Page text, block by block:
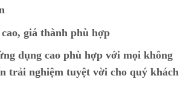
giá thành phù hợp
dụng cao phù hợp với mọi không
trải nghiệm tuyệt vời cho quý khách